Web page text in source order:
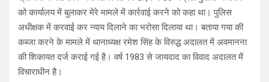
को कार्यालय में बुलाकर मेरे मामले में कार्रवाई करने को कहा था। पुलिस
अधीक्षक में करवाई कर न्याय दिलाने का भरोसा दिलाया था। बताया गया की
कब्जा करने के मामले में थानाध्यक्ष रमेश सिंह के विरुद्ध अदालत में अवमानना
की शिकायत दर्ज कराई गई है। वर्ष 1983 से जायदाद का विवाद अदालत में
विचाराधीन है।